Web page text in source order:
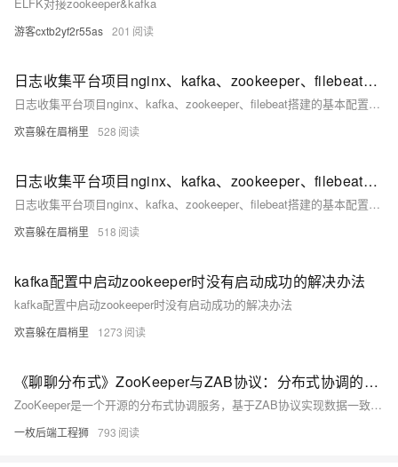
游客cxtb2yf2r55as 201
日志收集平台项目nginx、kafka、zookeeper、filebeat搭建的基本配置（2）
日志收集平台项目nginx、kafka、zookeeper、filebeat搭建的基本配置（2）
欢喜躲在眉梢里 528
日志收集平台项目nginx、kafka、zookeeper、filebeat搭建的基本配置（1）
日志收集平台项目nginx、kafka、zookeeper、filebeat搭建的基本配置（1）
欢喜躲在眉梢里 518
kafka配置中启动zookeeper时没有启动成功的解决办法
kafka配置中启动zookeeper时没有启动成功的解决办法
欢喜躲在眉梢里 1273
《聊聊分布式》ZooKeeper与ZAB协议：分布式协调的核心引擎
ZooKeeper是一个开源的分布式协调服务，基于ZAB协议实现数据一致性，提供分布式锁、配置管理、领导者选举等核心功能，具有高可用、强一致和简单易用的特点，广泛应用于Kafka、Hadoop等大型分布式系统中。
一枚后端工程狮 793